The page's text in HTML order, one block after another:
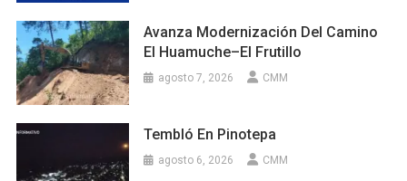
Avanza Modernización Del Camino
El Huamuche–El Frutillo
agosto 7, 2026 CMM
Tembló En Pinotepa
agosto 6, 2026 CMM